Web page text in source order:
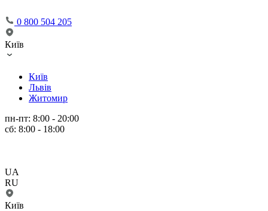
0 800 504 205
Київ
Київ
Львів
Житомир
пн-пт: 8:00 - 20:00
сб: 8:00 - 18:00
UA
RU
Київ